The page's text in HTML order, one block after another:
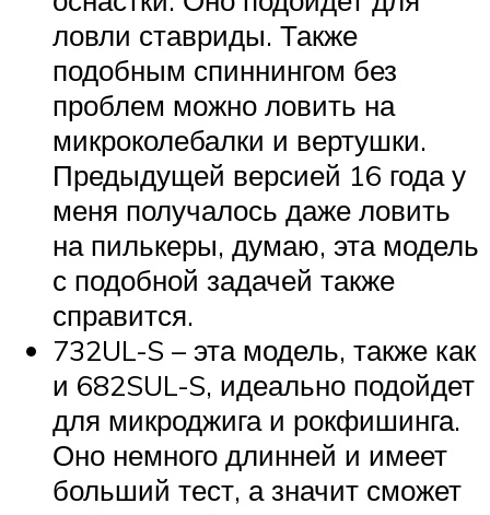
ловли ставриды. Также
подобным спиннингом без
проблем можно ловить на
микроколебалки и вертушки.
Предыдущей версией 16 года у
меня получалось даже ловить
на пилькеры, думаю, эта модель
с подобной задачей также
справится.
732UL-S – эта модель, также как
и 682SUL-S, идеально подойдет
для микроджига и рокфишинга.
Оно немного длинней и имеет
больший тест, а значит сможет